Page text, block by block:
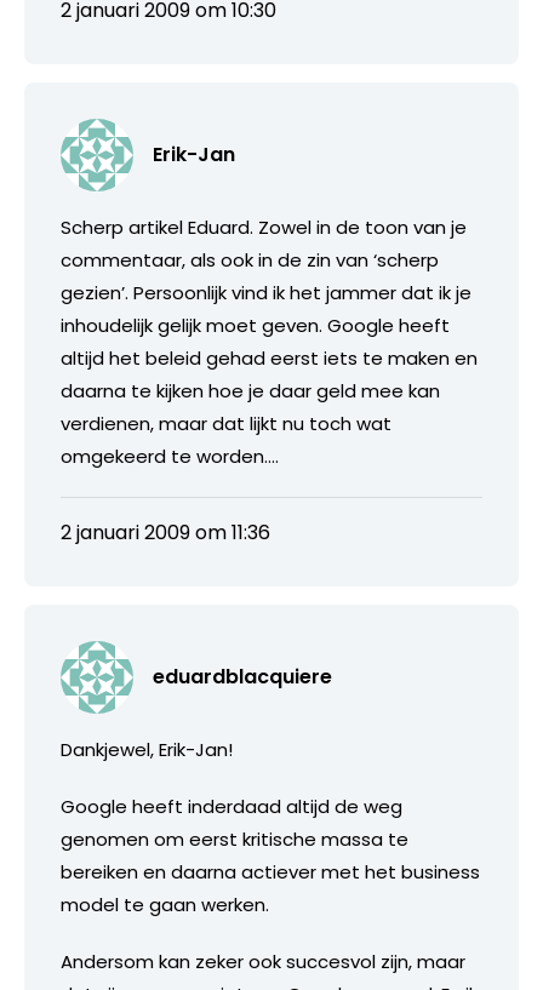
2 januari 2009 om 10:30
Erik-Jan
Scherp artikel Eduard. Zowel in de toon van je
commentaar, als ook in de zin van ‘scherp
gezien’. Persoonlijk vind ik het jammer dat ik je
inhoudelijk gelijk moet geven. Google heeft
altijd het beleid gehad eerst iets te maken en
daarna te kijken hoe je daar geld mee kan
verdienen, maar dat lijkt nu toch wat
omgekeerd te worden….
2 januari 2009 om 11:36
eduardblacquiere
Dankjewel, Erik-Jan!
Google heeft inderdaad altijd de weg
genomen om eerst kritische massa te
bereiken en daarna actiever met het business
model te gaan werken.
Andersom kan zeker ook succesvol zijn, maar